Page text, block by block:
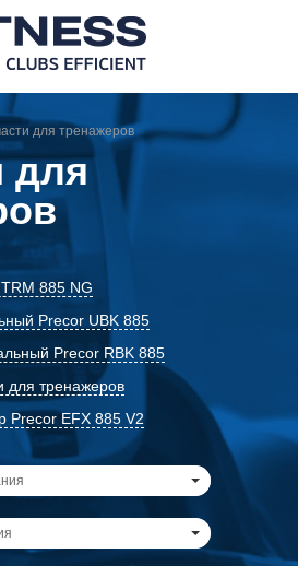
для тренажеров
для
885 NG
Precor UBK 885
Precor RBK 885
для тренажеров
Precor EFX 885 V2